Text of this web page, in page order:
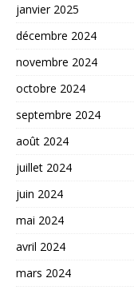
janvier 2025
décembre 2024
novembre 2024
octobre 2024
septembre 2024
août 2024
juillet 2024
juin 2024
mai 2024
avril 2024
mars 2024